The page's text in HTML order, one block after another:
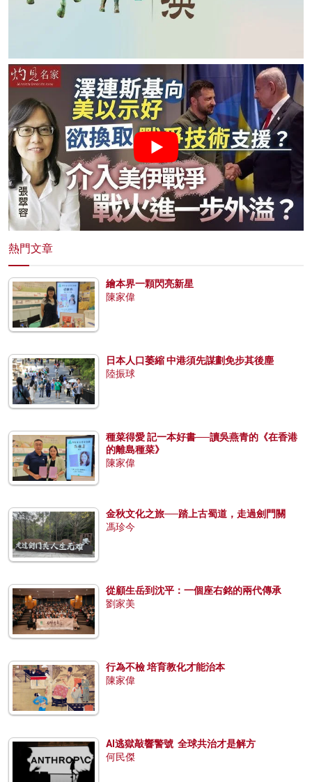
熱門文章
繪本界一顆閃亮新星
陳家偉
日本人口萎縮 中港須先謀劃免步其後塵
陸振球
種菜得愛 記一本好書──讀吳燕青的《在香港
的離島種菜》
陳家偉
金秋文化之旅──踏上古蜀道，走過劍門關
馮珍今
從顧生岳到沈平：一個座右銘的兩代傳承
劉家美
行為不檢 培育教化才能治本
陳家偉
AI逃獄敲響警號 全球共治才是解方
何民傑